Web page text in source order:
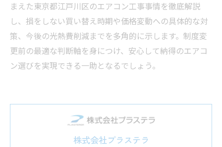
まえた東京都江戸川区のエアコン工事事情を徹底解説
し、損をしない買い替え時期や価格変動への具体的な対
策、今後の光熱費削減までを多角的に示します。制度変
更前の最適な判断軸を身につけ、安心して納得のエアコ
ン選びを実現できる一助となるでしょう。
株式会社プラステラ